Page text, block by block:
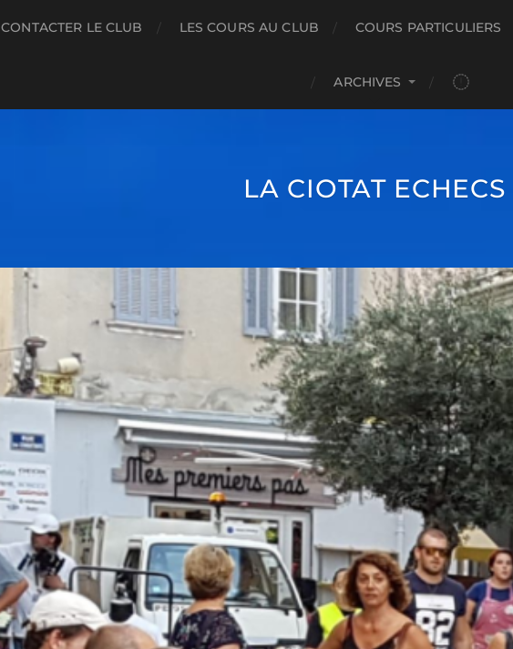
CONTACTER LE CLUB LES COURS AU CLUB COURS PARTICULIERS
ARCHIVES
LA CIOTAT ECHECS